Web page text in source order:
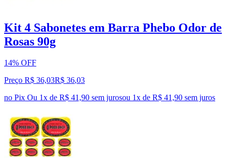
Kit 4 Sabonetes em Barra Phebo Odor de
Rosas 90g
14% OFF
Preço R$ 36,03R$ 36,03
no Pix Ou 1x de R$ 41,90 sem jurosou 1x de R$ 41,90 sem juros